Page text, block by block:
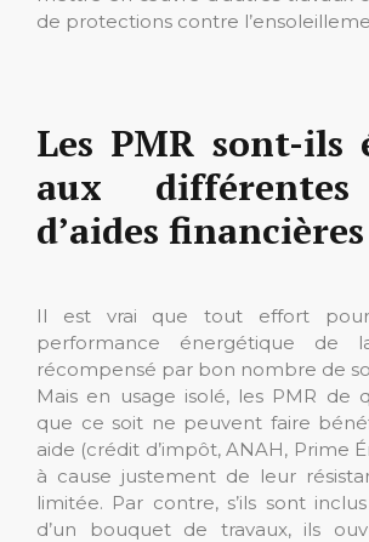
de protections contre
Les PMR sont-ils
aux
d’aides financières
Il est vrai que tout effort pour
performance énergétique de
récompensé par bon nombre de
Mais en usage isolé, les PMR de
que ce soit ne peuvent faire
aide (crédit d’impôt, ANAH, Prime
à cause justement de leur
limitée. Par contre, s’ils sont
d’un bouquet de travaux, ils